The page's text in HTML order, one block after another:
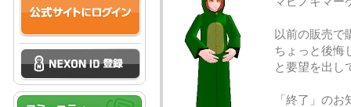
以前の販売で
ちょっと後悔
と要望を出し
「終了」の